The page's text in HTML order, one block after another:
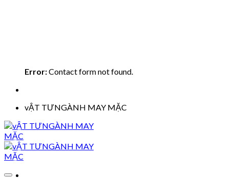
Error:Contact form not found.
vẬT TƯNGÀNH MAY MẶC